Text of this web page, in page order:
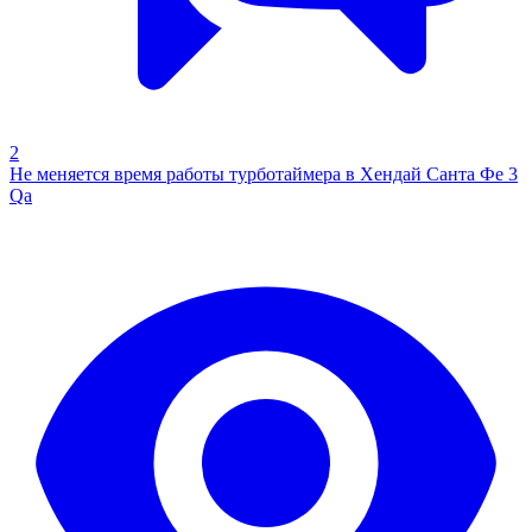
2
Не меняется время работы турботаймера в Хендай Санта Фе 3
Qa